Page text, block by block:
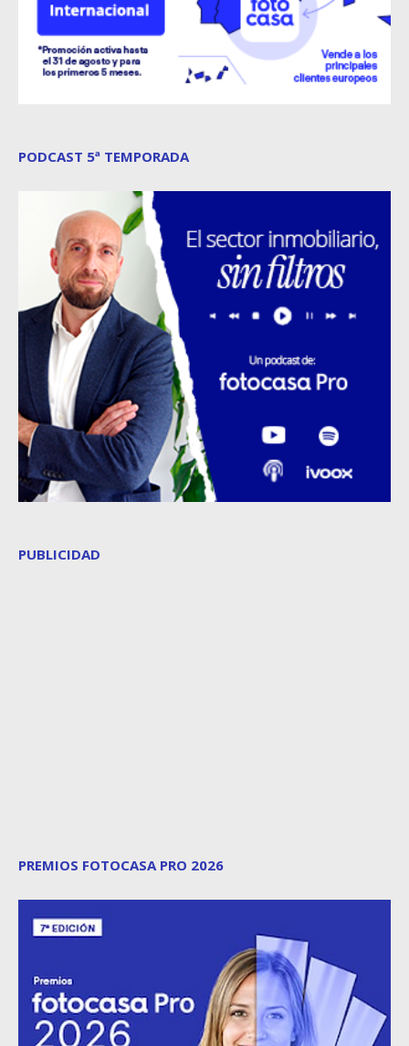
PODCAST 5ª TEMPORADA
PUBLICIDAD
PREMIOS FOTOCASA PRO 2026